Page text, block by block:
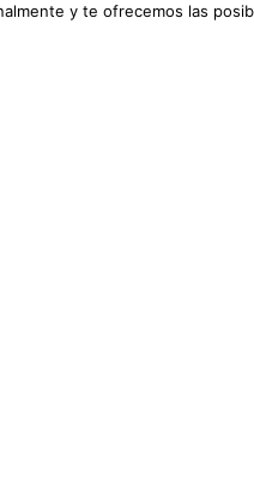
y te ofrecemos las